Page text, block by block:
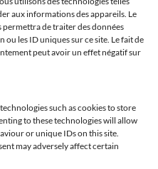
aux informations des appareils. Le
de traiter des données
les ID uniques sur ce site. Le fait de
peut avoir un effet négatif sur
such as cookies to store
to these technologies will allow
or unique IDs on this site.
may adversely affect certain